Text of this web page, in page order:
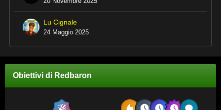
Lu Cignale
24 Maggio 2025
Obiettivi di Redbaron